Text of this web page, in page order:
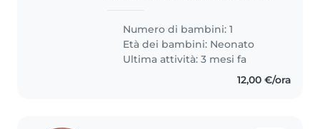
una persona per i mesi di
Maggio Giugno e Luglio, due
pomeriggi a settimana per un
totale..
Numero di bambini: 1
Età dei bambini: Neonato
Ultima attività: 3 mesi fa
12,00 €/ora